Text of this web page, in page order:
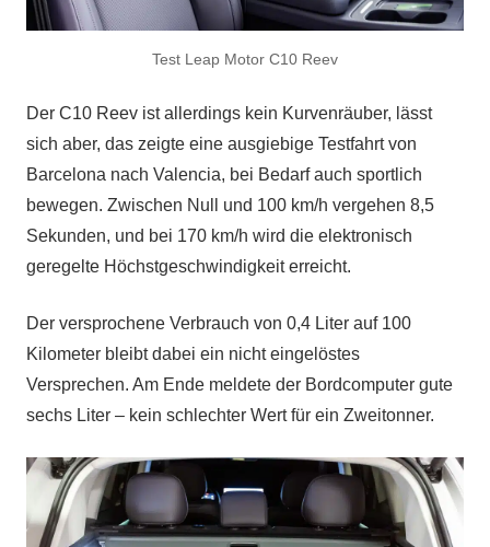
Test Leap Motor C10 Reev
Der C10 Reev ist allerdings kein Kurvenräuber, lässt
sich aber, das zeigte eine ausgiebige Testfahrt von
Barcelona nach Valencia, bei Bedarf auch sportlich
bewegen. Zwischen Null und 100 km/h vergehen 8,5
Sekunden, und bei 170 km/h wird die elektronisch
geregelte Höchstgeschwindigkeit erreicht.
Der versprochene Verbrauch von 0,4 Liter auf 100
Kilometer bleibt dabei ein nicht eingelöstes
Versprechen. Am Ende meldete der Bordcomputer gute
sechs Liter – kein schlechter Wert für ein Zweitonner.